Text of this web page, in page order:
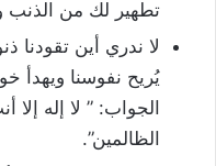
تطهير لك من الذنب
لا ندري أين تقودنا
يُريح نفوسنا ويهدأ
الجواب: ” لا إله
الظالمين”.